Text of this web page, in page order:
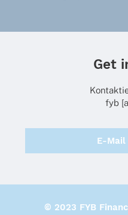
Get
fyb
E-Mail
© 2023 FYB